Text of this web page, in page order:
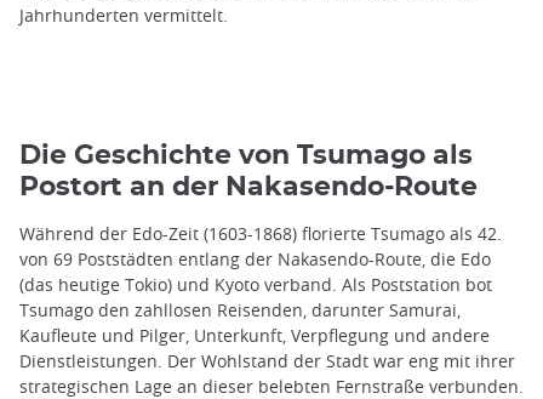
Jahrhunderten vermittelt.
Die Geschichte von Tsumago als
Postort an der Nakasendo-Route
Während der Edo-Zeit (1603-1868) florierte Tsumago als 42.
von 69 Poststädten entlang der Nakasendo-Route, die Edo
(das heutige Tokio) und Kyoto verband. Als Poststation bot
Tsumago den zahllosen Reisenden, darunter Samurai,
Kaufleute und Pilger, Unterkunft, Verpflegung und andere
Dienstleistungen. Der Wohlstand der Stadt war eng mit ihrer
strategischen Lage an dieser belebten Fernstraße verbunden.